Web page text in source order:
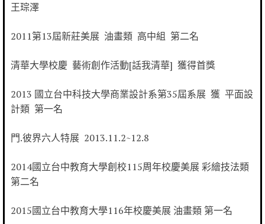
王琮澤
2011第13屆新莊美展 油畫類 高中組 第二名
清華大學校慶 藝術創作活動[話我清華] 獲得首獎
2013 國立台中科技大學商業設計系第35屆系展 獲 平面設
計類 第一名
門.彼界六人特展 2013.11.2~12.8
2014國立台中教育大學創校115周年校慶美展 彩繪技法類
第二名
2015國立台中教育大學116年校慶美展 油畫類 第一名